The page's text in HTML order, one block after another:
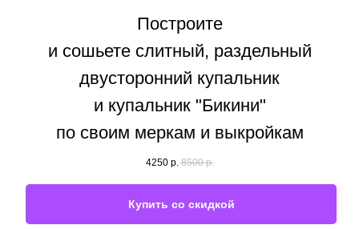
Построите
и сошьете слитный, раздельный
двусторонний купальник
и купальник "Бикини"
по своим меркам и выкройкам
4250 р. 8500 р.
Купить со скидкой